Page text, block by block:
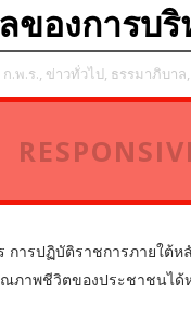
ของการบ
ก.พ.ร., ข่าวทั่วไป, ธรรมาภิบาล,
การปฏิบัติราชการภายใต้
ภาพชีวิตของประชาชนได้